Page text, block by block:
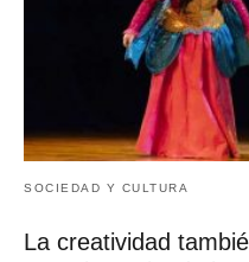
SOCIEDAD Y CULTURA
La creatividad